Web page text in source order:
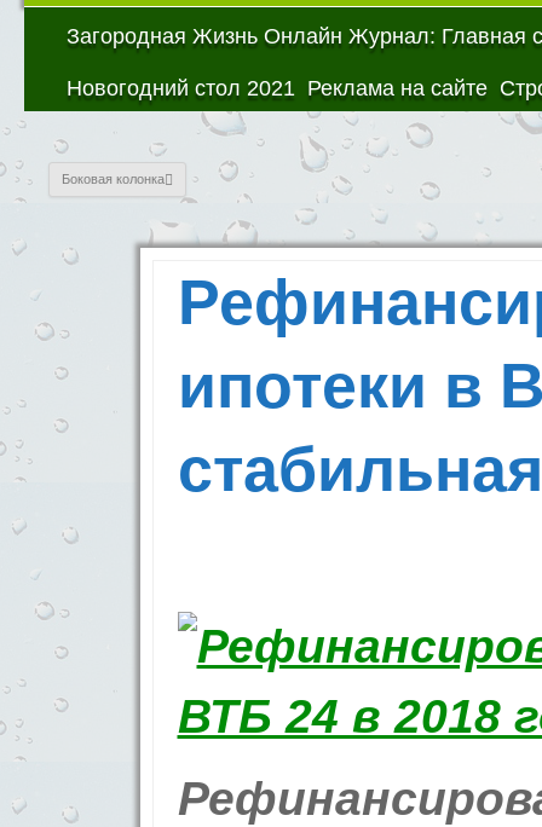
Загородная Жизнь Онлайн Журнал: Главная
Новогодний стол 2021 Реклама на сайте
Боковая колонка
ипотеки в